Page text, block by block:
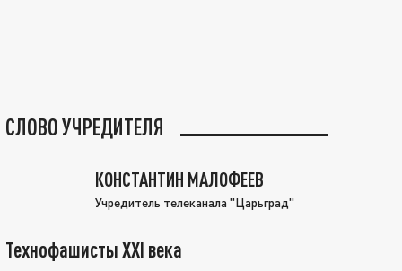
СЛОВО УЧРЕДИТЕЛЯ
КОНСТАНТИН МАЛОФЕЕВ
Учредитель телеканала "Царьград"
Технофашисты XXI века